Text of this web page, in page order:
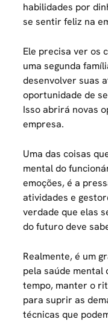
habilidades por
se sentir feliz na
Ele precisa ver os
uma segunda
desenvolver suas
oportunidade de
Isso abrirá novas
empresa.
Uma das coisas
mental do
emoções, é a
atividades e
verdade que elas
do futuro deve
Realmente, é um
pela saúde mental
tempo, manter o
para suprir as
técnicas que